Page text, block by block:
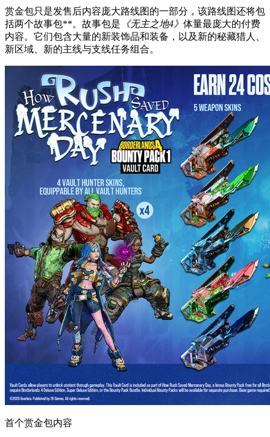
赏金包只是发售后内容庞大路线图的一部分，该路线图还将包
括两个故事包**。故事包是 《无主之地4》 体量最庞大的付费
内容。它们包含大量的新装饰品和装备，以及新的秘藏猎人、
新区域、新的主线与支线任务组合。
首个赏金包内容